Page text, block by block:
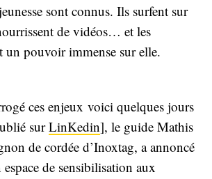
sont connus. Ils surfent sur
de vidéos… et les
un pouvoir immense sur elle.
ces enjeux voici quelques jours
surLinKedin], le guide Mathis
de cordée d’Inoxtag, a annoncé
de sensibilisation aux